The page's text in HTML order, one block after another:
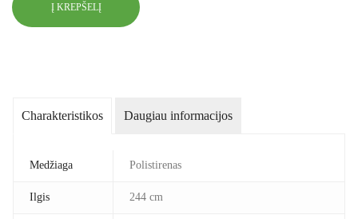
Į KREPŠELĮ
Charakteristikos Daugiau informacijos
Medžiaga Polistirenas
Ilgis 244 cm